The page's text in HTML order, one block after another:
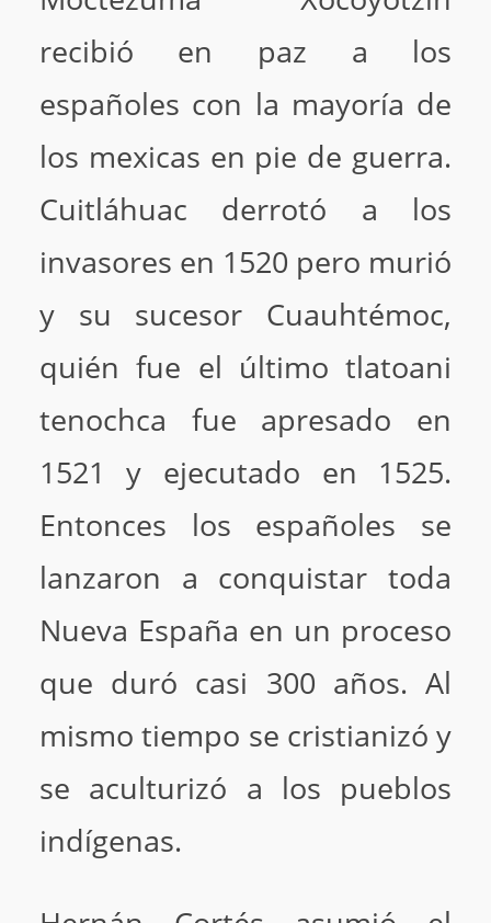
recibió en paz a los
españoles con la mayoría de
los mexicas en pie de guerra.
Cuitláhuac derrotó a los
invasores en 1520 pero murió
y su sucesor Cuauhtémoc,
quién fue el último tlatoani
tenochca fue apresado en
1521 y ejecutado en 1525.
Entonces los españoles se
lanzaron a conquistar toda
Nueva España en un proceso
que duró casi 300 años. Al
mismo tiempo se cristianizó y
se aculturizó a los pueblos
indígenas.